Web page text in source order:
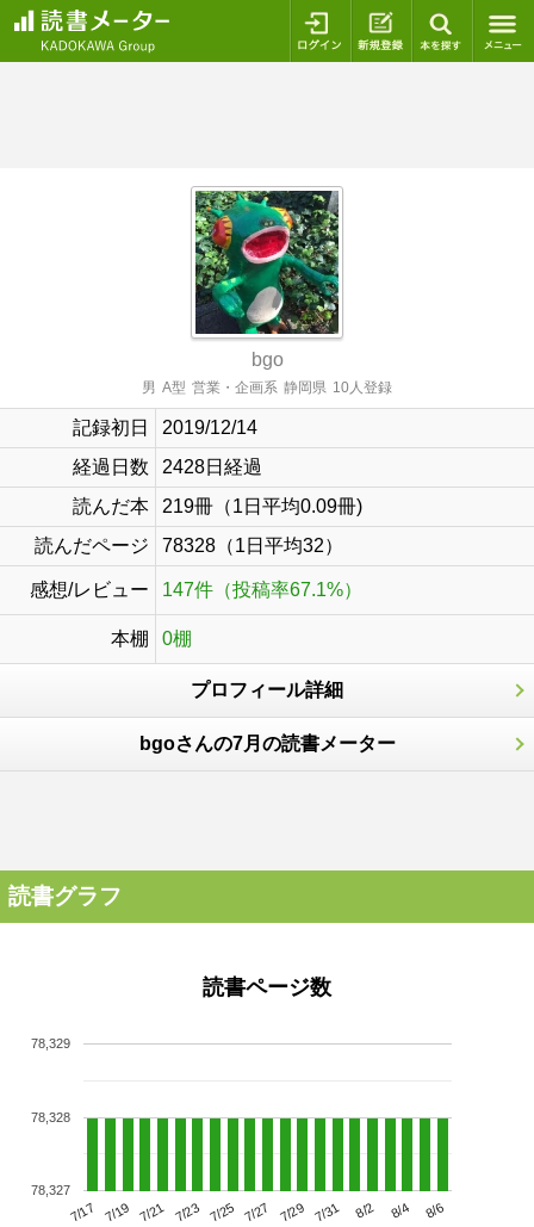
ログイン 新規登録
bgo
男 A型 営業・企画系 静岡県 10人登録
記録初日
2019/12/14
経過日数
2428日経過
読んだ本
219冊（1日平均0.09冊)
読んだページ
78328（1日平均32）
感想/レビュー 147件（投稿率67.1%）
本棚 0棚
プロフィール詳細
bgoさんの7月の読書メーター
読書グラフ
読書ページ数
7/17 7/19 7/21 7/23 7/25 7/27 7/29 7/31 8/2 8/4 8/6
78,327
78,328
78,329